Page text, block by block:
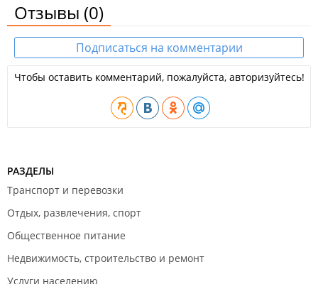
Отзывы (0)
Подписаться на комментарии
Чтобы оставить комментарий, пожалуйста, авторизуйтесь!
РАЗДЕЛЫ
Транспорт и перевозки
Отдых, развлечения, спорт
Общественное питание
Недвижимость, строительство и ремонт
Услуги населению